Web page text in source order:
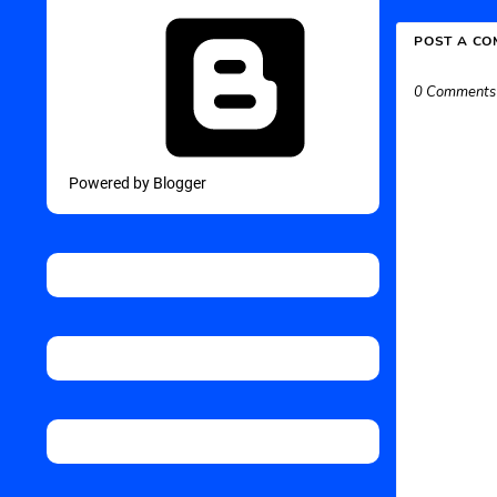
Powered by Blogger
POST A
0 Comments